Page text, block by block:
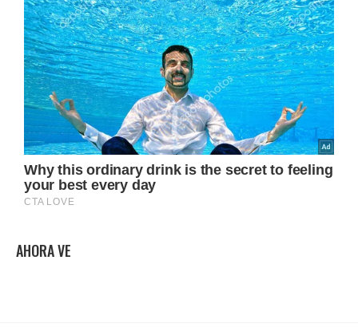
AHORA VE